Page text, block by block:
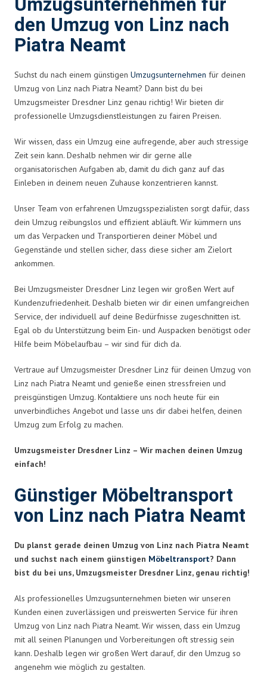
den Umzug von Linz nach
Piatra Neamt
Suchst du nach einem günstigen Umzugsunternehmen für deinen
Umzug von Linz nach Piatra Neamt? Dann bist du bei
Umzugsmeister Dresdner Linz genau richtig! Wir bieten dir
professionelle Umzugsdienstleistungen zu fairen Preisen.
Wir wissen, dass ein Umzug eine aufregende, aber auch stressige
Zeit sein kann. Deshalb nehmen wir dir gerne alle
organisatorischen Aufgaben ab, damit du dich ganz auf das
Einleben in deinem neuen Zuhause konzentrieren kannst.
Unser Team von erfahrenen Umzugsspezialisten sorgt dafür, dass
dein Umzug reibungslos und effizient abläuft. Wir kümmern uns
um das Verpacken und Transportieren deiner Möbel und
Gegenstände und stellen sicher, dass diese sicher am Zielort
ankommen.
Bei Umzugsmeister Dresdner Linz legen wir großen Wert auf
Kundenzufriedenheit. Deshalb bieten wir dir einen umfangreichen
Service, der individuell auf deine Bedürfnisse zugeschnitten ist.
Egal ob du Unterstützung beim Ein- und Auspacken benötigst oder
Hilfe beim Möbelaufbau – wir sind für dich da.
Vertraue auf Umzugsmeister Dresdner Linz für deinen Umzug von
Linz nach Piatra Neamt und genieße einen stressfreien und
preisgünstigen Umzug. Kontaktiere uns noch heute für ein
unverbindliches Angebot und lasse uns dir dabei helfen, deinen
Umzug zum Erfolg zu machen.
Umzugsmeister Dresdner Linz – Wir machen deinen Umzug
einfach!
Günstiger Möbeltransport
von Linz nach Piatra Neamt
Du planst gerade deinen Umzug von Linz nach Piatra Neamt
und suchst nach einem günstigen Möbeltransport? Dann
bist du bei uns, Umzugsmeister Dresdner Linz, genau richtig!
Als professionelles Umzugsunternehmen bieten wir unseren
Kunden einen zuverlässigen und preiswerten Service für ihren
Umzug von Linz nach Piatra Neamt. Wir wissen, dass ein Umzug
mit all seinen Planungen und Vorbereitungen oft stressig sein
kann. Deshalb legen wir großen Wert darauf, dir den Umzug so
angenehm wie möglich zu gestalten.